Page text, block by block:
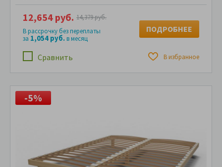
Сравнить В избранное
12,654 руб. 14,379 руб.
В рассрочку без переплаты
за 1,054 руб.в месяц
ПОДРОБНЕЕ
-5%